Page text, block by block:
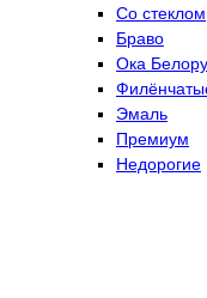
Со стеклом
Браво
Ока
Эмаль
Премиум
Недорогие